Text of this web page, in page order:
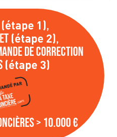
(étape 1),
(étape 2),
de correction
(étape 3)
> 10.000 €